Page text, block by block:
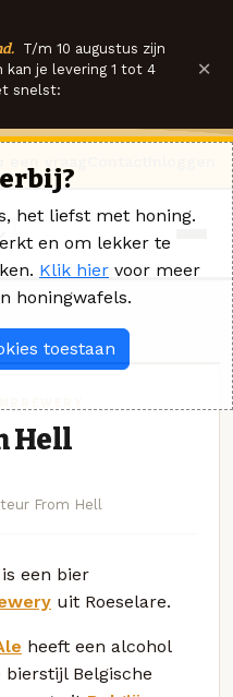
T/m 10 augustus zijn
kan je levering 1 tot 4
snelst:
×
Hell
From Hell
een bier
uit Roeselare.
heeft een alcohol
bierstijl Belgische
het liefst met honing.
en om lekker te
Klik hier voor meer
honingwafels.
toestaan